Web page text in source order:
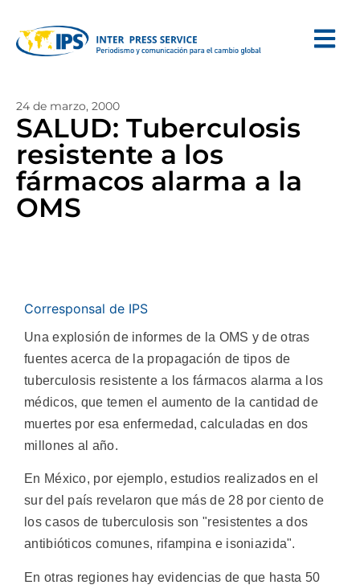
24 de marzo, 2000
SALUD: Tuberculosis
resistente a los
fármacos alarma a la
OMS
Corresponsal de IPS
Una explosión de informes de la OMS y de otras
fuentes acerca de la propagación de tipos de
tuberculosis resistente a los fármacos alarma a los
médicos, que temen el aumento de la cantidad de
muertes por esa enfermedad, calculadas en dos
millones al año.
En México, por ejemplo, estudios realizados en el
sur del país revelaron que más de 28 por ciento de
los casos de tuberculosis son "resistentes a dos
antibióticos comunes, rifampina e isoniazida".
En otras regiones hay evidencias de que hasta 50